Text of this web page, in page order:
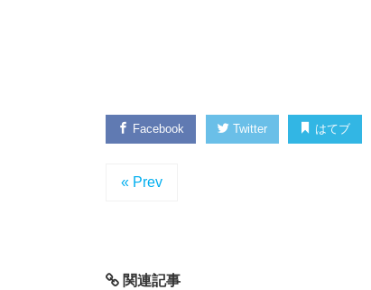
Facebook Twitter はてブ
« Prev
関連記事